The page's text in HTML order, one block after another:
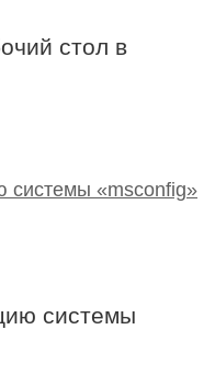
стол в
системы